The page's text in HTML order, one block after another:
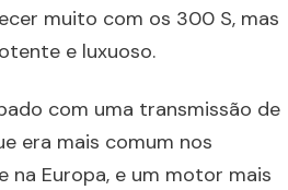
muito com os 300 S, mas
e luxuoso.
com uma transmissão de
era mais comum nos
na Europa, e um motor mais